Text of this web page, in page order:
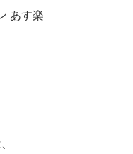
あす楽